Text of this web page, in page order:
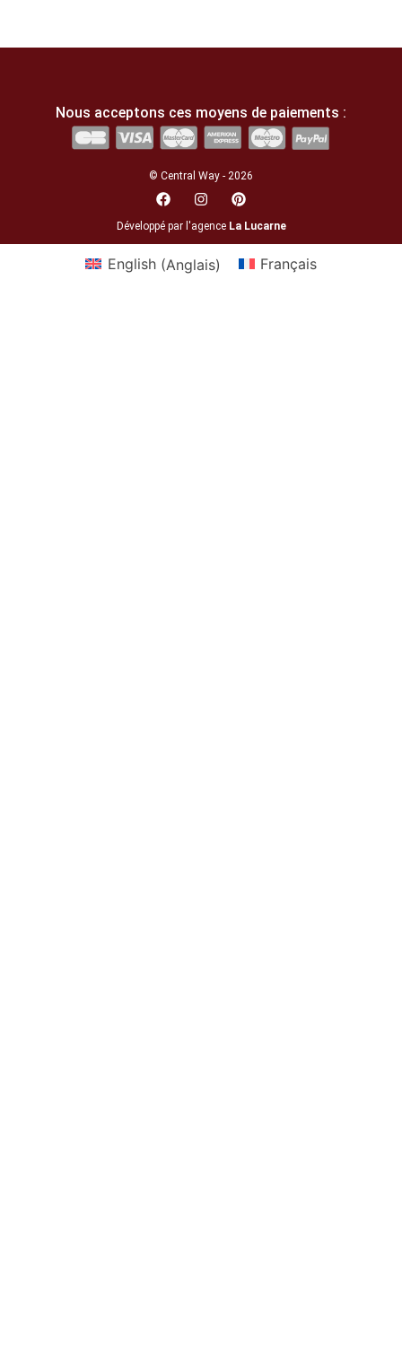
Nous acceptons ces moyens de paiements :
© Central Way - 2026
Développé par l'agence La Lucarne
English(Anglais) Français